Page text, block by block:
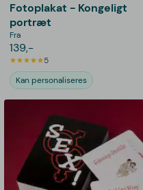
Fotoplakat - Kongeligt
portræt
Fra
139,-
5
Kan personaliseres